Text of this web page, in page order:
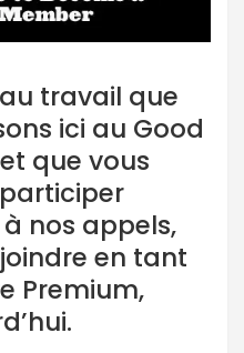
travail que
ici au Good
que vous
nos appels,
en tant
Premium,